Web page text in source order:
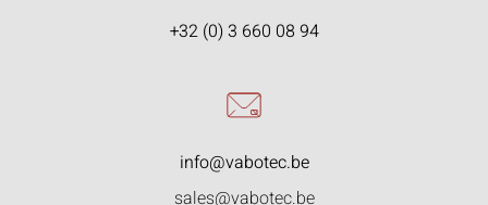
+32 (0) 3 660 08 94
info@vabotec.be
sales@vabotec.be